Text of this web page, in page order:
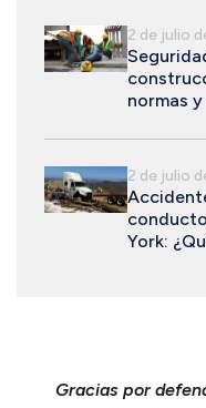
2 de julio
normas
2 de julio
York:
Gracias por